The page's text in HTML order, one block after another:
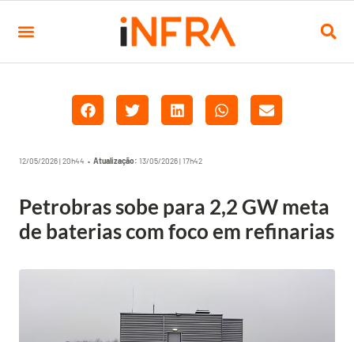
12/05/2026 | 20h44 • Atualização: 13/05/2026 | 17h42
Petrobras sobe para 2,2 GW meta
de baterias com foco em refinarias